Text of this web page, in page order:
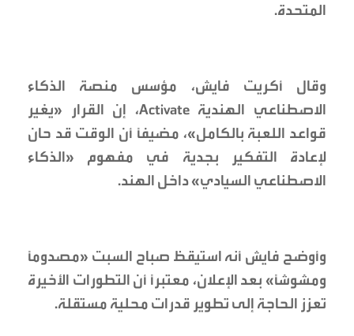
المتحدة.
وقال أكريت فايش، مؤسس منصة الذكاء
الاصطناعي الهندية Activate، إن القرار «يغير
قواعد اللعبة بالكامل»، مضيفاً أن الوقت قد حان
لإعادة التفكير بجدية في مفهوم «الذكاء
الاصطناعي السيادي» داخل الهند.
وأوضح فايش أنه استيقظ صباح السبت «مصدوماً
ومشوشاً» بعد الإعلان، معتبراً أن التطورات الأخيرة
تعزز الحاجة إلى تطوير قدرات محلية مستقلة.